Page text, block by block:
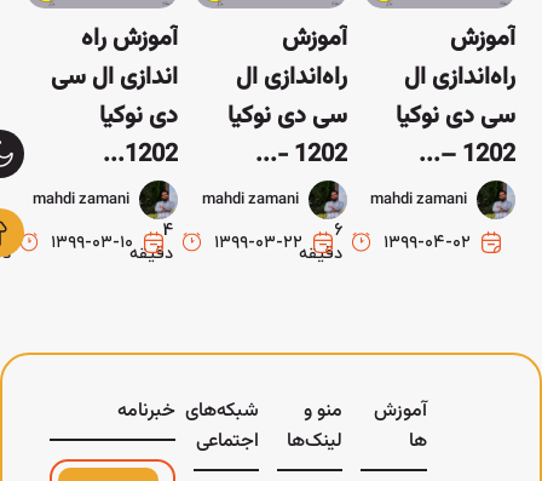
ال
دی نوکیا
1202
mahdi zamani
۱۳۹۹-۰۴-۰۲
دقیقه
آموزش
راه‌اندازی ال
سی دی نوکیا
1202 -...
mahdi zamani
۱۳۹۹-۰۳-۲۲
4
دقیقه
آموزش راه
اندازی ال سی
دی نوکیا
1202...
mahdi zamani
۱۳۹۹-۰۳-۱۰
3
دقیقه
آموزش
منو و
لینک‌ها
شبکه‌های
اجتماعی
خبرنامه